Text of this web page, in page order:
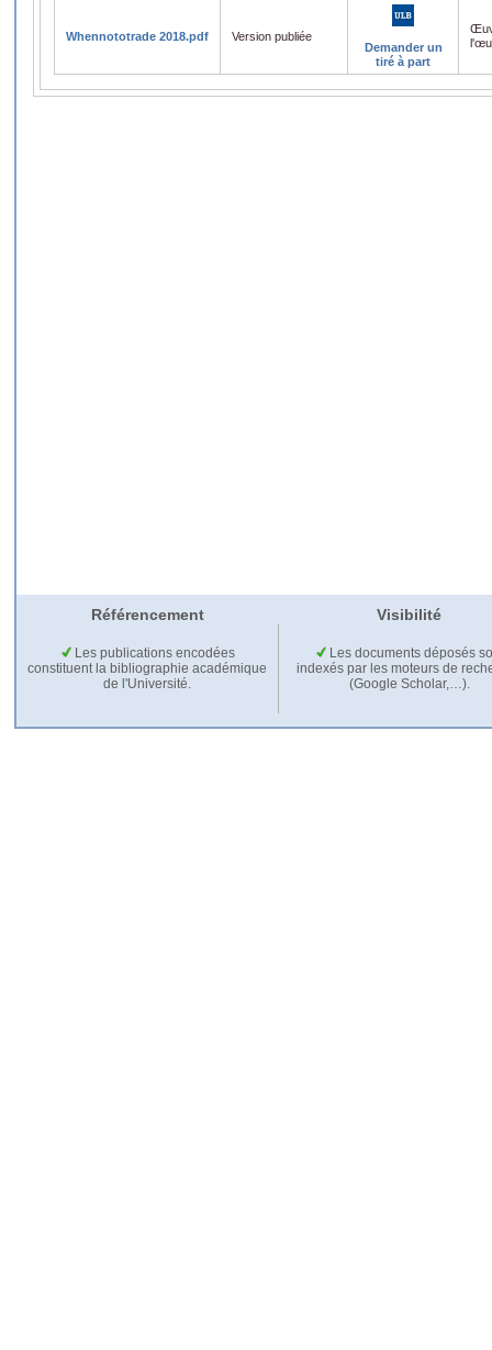
Whennototrade 2018.pdf
Version publiée
Demander un
tiré à part
Référencement Visibilité
Les publications encodées
constituent la bibliographie académique
de l'Université.
Les documents déposés
indexés par les moteurs de
(Google Scholar,…).